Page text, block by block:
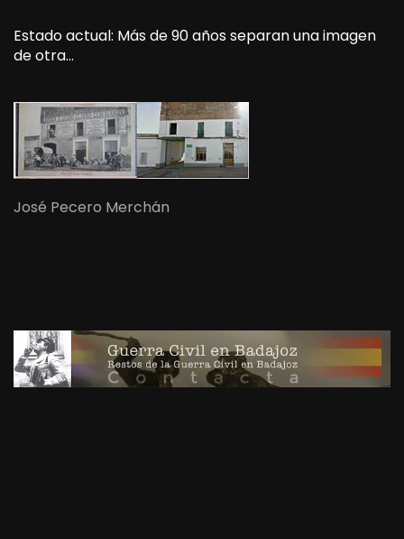
Estado actual: Más de 90 años separan una imagen
de otra…
José Pecero Merchán